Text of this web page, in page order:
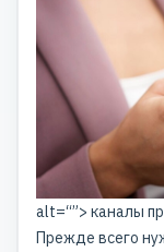
alt=“”> каналы
Прежде всего